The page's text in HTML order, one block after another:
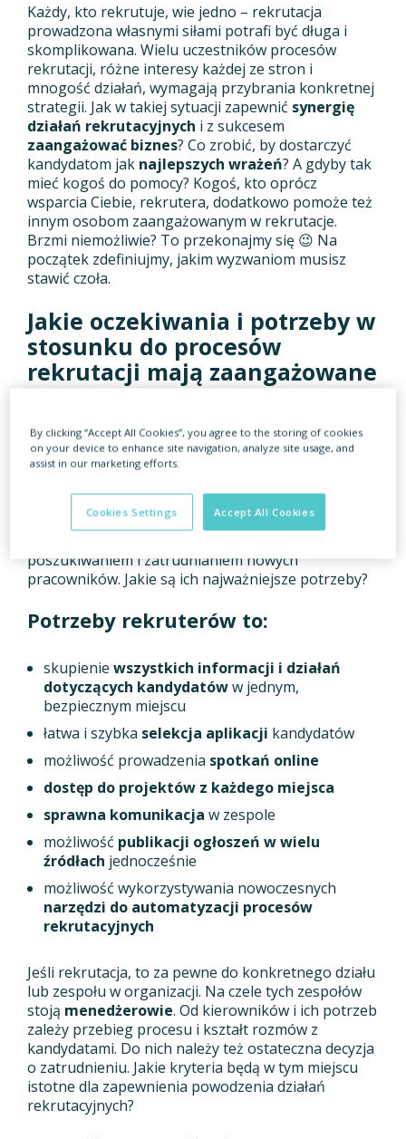
Każdy, kto rekrutuje, wie jedno – rekrutacja
prowadzona własnymi siłami potrafi być długa i
skomplikowana. Wielu uczestników procesów
rekrutacji, różne interesy każdej ze stron i
mnogość działań, wymagają przybrania konkretnej
strategii. Jak w takiej sytuacji zapewnić synergię
działań rekrutacyjnych i z sukcesem
zaangażować biznes? Co zrobić, by dostarczyć
kandydatom jak najlepszych wrażeń? A gdyby tak
mieć kogoś do pomocy? Kogoś, kto oprócz
wsparcia Ciebie, rekrutera, dodatkowo pomoże też
innym osobom zaangażowanym w rekrutacje.
Brzmi niemożliwie? To przekonajmy się 😉 Na
początek zdefiniujmy, jakim wyzwaniom musisz
stawić czoła.
Jakie oczekiwania i potrzeby w
stosunku do procesów
rekrutacji mają zaangażowane
Jeśli zadamy sobie pytanie, kto w organizacji
prowadzi procesy rekrutacyjne, odpowiedź jest
decydują o powodzeniu procesu, oni też spinają w
poszukiwaniem i zatrudnianiem nowych
pracowników. Jakie są ich najważniejsze potrzeby?
Potrzeby rekruterów to:
skupienie wszystkich informacji i działań
dotyczących kandydatóww jednym,
bezpiecznym miejscu
łatwa i szybka selekcja aplikacji kandydatów
możliwość prowadzenia spotkań online
dostęp do projektów z każdego miejsca
sprawna komunikacja w zespole
możliwość publikacji ogłoszeń w wielu
źródłach jednocześnie
możliwość wykorzystywania nowoczesnych
narzędzi do automatyzacji procesów
rekrutacyjnych
Jeśli rekrutacja, to za pewne do konkretnego działu
lub zespołu w organizacji. Na czele tych zespołów
stoją menedżerowie. Od kierowników i ich potrzeb
zależy przebieg procesu i kształt rozmów z
kandydatami. Do nich należy też ostateczna decyzja
o zatrudnieniu. Jakie kryteria będą w tym miejscu
istotne dla zapewnienia powodzenia działań
rekrutacyjnych?
By clicking “Accept All Cookies”, you agree to the storing of cookies
on your device to enhance site navigation, analyze site usage, and
assist in our marketing efforts.
Accept All Cookies
Cookies Settings